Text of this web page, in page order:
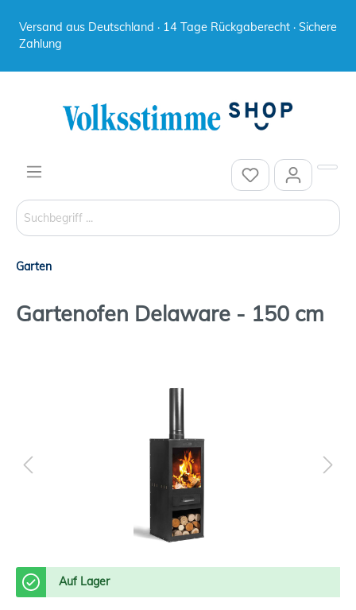
Versand aus Deutschland · 14 Tage Rückgaberecht · Sichere
Zahlung
Garten
Gartenofen Delaware - 150 cm
Auf Lager